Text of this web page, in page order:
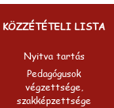
KÖZZÉTÉTELI LISTA
Nyitva tartás
Pedagógusok
végzettsége,
szakképzettsége